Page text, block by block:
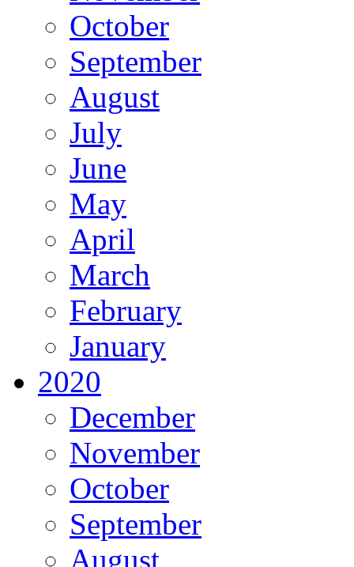
October
September
August
July
June
May
April
March
February
January
2020
December
November
October
September
August